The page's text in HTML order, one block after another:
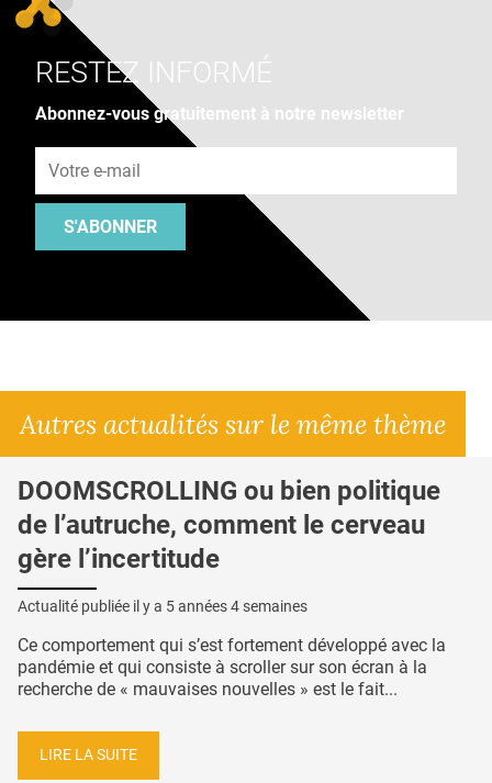
RESTEZ INFORMÉ
Abonnez-vous gratuitement à notre newsletter
S'ABONNER
Autres actualités sur le même thème
DOOMSCROLLING ou bien politique
de l’autruche, comment le cerveau
gère l’incertitude
Actualité publiée il y a 5 années 4 semaines
Ce comportement qui s’est fortement développé avec la
pandémie et qui consiste à scroller sur son écran à la
recherche de « mauvaises nouvelles » est le fait...
LIRE LA SUITE